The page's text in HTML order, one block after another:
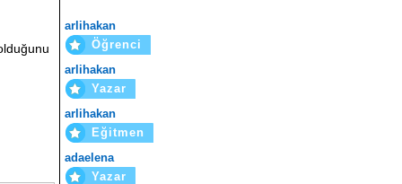
arlihakan
Öğrenci
arlihakan
Yazar
arlihakan
Eğitmen
adaelena
Yazar